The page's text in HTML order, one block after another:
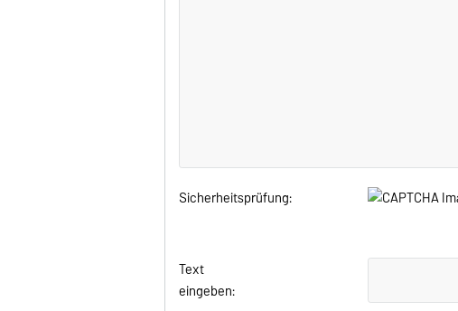
Sicherheitsprüfung:
Text
eingeben: